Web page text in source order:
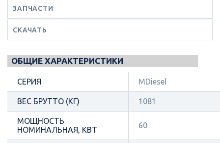
ЗАПЧАСТИ
СКАЧАТЬ
ОБЩИЕ ХАРАКТЕРИСТИКИ
СЕРИЯ MDiesel
ВЕС БРУТТО (КГ) 1081
МОЩНОСТЬ
НОМИНАЛЬНАЯ, КВТ
60